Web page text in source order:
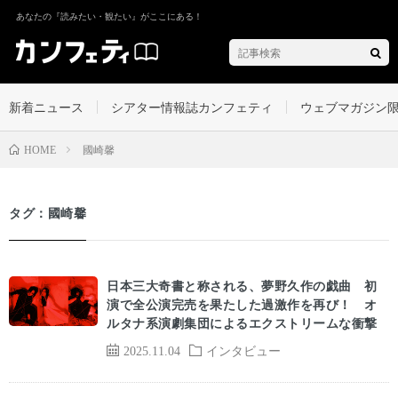
あなたの『読みたい・観たい』がここにある！
新着ニュース シアター情報誌カンフェティ ウェブマガジン
HOME 國崎馨
タグ：國崎馨
2025.11.04 インタビュー
日本三大奇書と称される、夢野久作の戯曲 初
演で全公演完売を果たした過激作を再び！ オ
ルタナ系演劇集団によるエクストリームな衝撃